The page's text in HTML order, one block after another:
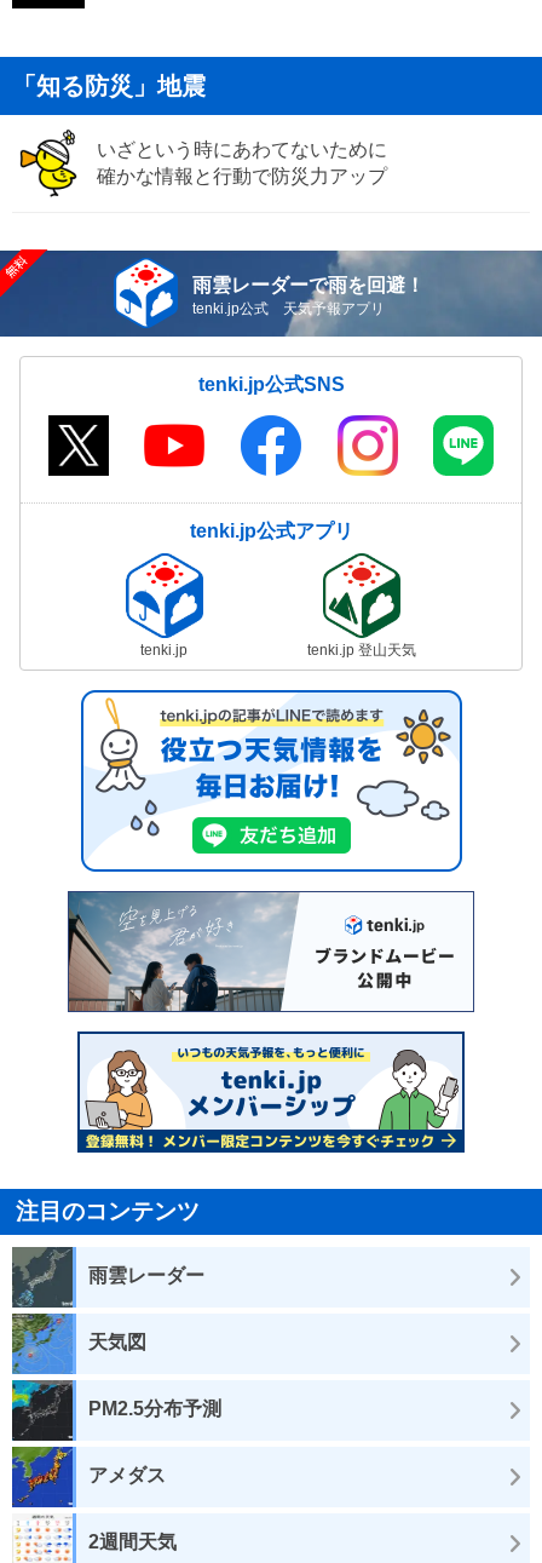
「知る防災」地震
いざという時にあわてないために
確かな情報と行動で防災力アップ
雨雲レーダーで雨を回避！
tenki.jp公式 天気予報アプリ
tenki.jp公式SNS
tenki.jp公式アプリ
tenki.jp tenki.jp 登山天気
注目のコンテンツ
雨雲レーダー
天気図
PM2.5分布予測
アメダス
2週間天気